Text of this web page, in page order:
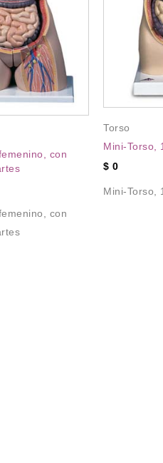
con
con
Torso
Mini-Torso,
$ 0
Mini-Torso,